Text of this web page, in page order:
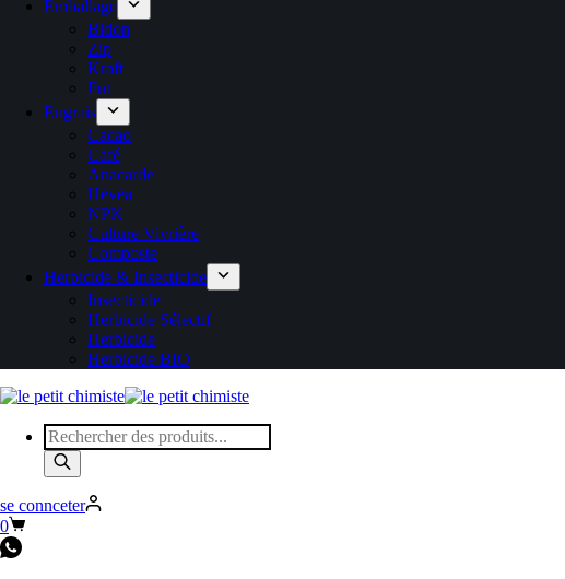
Emballage
Bidon
Zip
Kraft
Fut
Engrais
Cacao
Café
Anacarde
Hévéa
NPK
Culture Vivrière
Composte
Herbicide & Insecticide
Insecticide
Herbicide Sélectif
Herbicide
Herbicide BIO
Recherche
de
produits
se connceter
Panier
d’achat
0